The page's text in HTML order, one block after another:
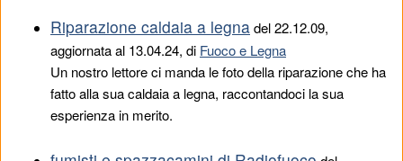
Riparazione caldaia a legnadel22.12.09,
aggiornata al 13.04.24, di Fuoco e Legna
Un nostro lettore ci manda le foto della riparazione che ha
fatto alla sua caldaia a legna, raccontandoci la sua
esperienza in merito.